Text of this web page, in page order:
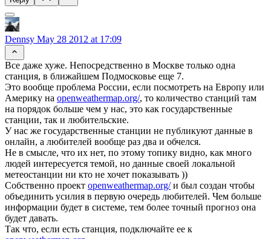
Dennsy May 28 2012 at 17:09
Все даже хуже. Непосредственно в Москве только одна
станция, в ближайшем Подмосковье еще 7.
Это вообще проблема России, если посмотреть на Европу или
Америку на openweathermap.org/, то количество станций там
на порядок больше чем у нас, это как государственные
станции, так и любительские.
У нас же государственные станции не публикуют данные в
онлайн, а любителей вообще раз два и обчелся.
Не в смысле, что их нет, по этому топику видно, как много
людей интересуется темой, но данные своей локальной
метеостанции ни кто не хочет показывать ))
Собственно проект openweathermap.org/и был создан чтобы
объединить усилия в первую очередь любителей. Чем больше
информации будет в системе, тем более точный прогноз она
будет давать.
Так что, если есть станция, подключайте ее к